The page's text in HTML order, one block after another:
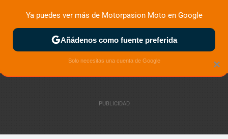
ZONA DE PRUEBAS DEPORTIVAS MOTOS ELÉCTRICAS
×
Ya puedes ver más de Motorpasion Moto en Google
Añádenos como fuente preferida
Solo necesitas una cuenta de Google